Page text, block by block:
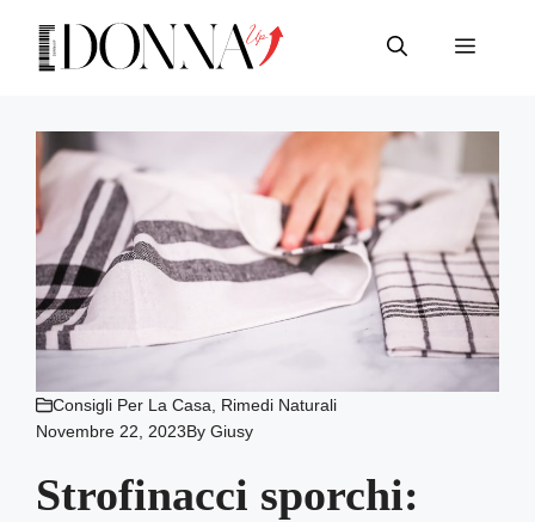
contenuto
Menu
Consigli Per La Casa
Rimedi Naturali
Novembre 22, 2023ByGiusy
Strofinacci sporchi: